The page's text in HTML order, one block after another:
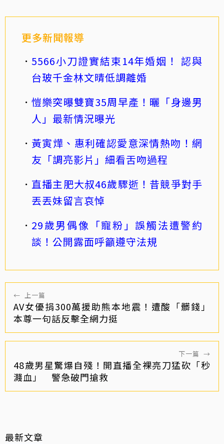
更多新聞報導
5566小刀證實結束14年婚姻！ 認與
台玻千金林文晴低調離婚
愷樂突曝雙寶35周早產！曬「身邊男
人」最新情況曝光
黃寅燁、惠利確認愛意深情熱吻！網
友「調亮影片」細看舌吻過程
直播主肥大叔46歲驟逝！昔競爭對手
丟丟妹留言哀悼
29歲男偶像「寵粉」誤觸法遭警約
談！公開露面呼籲遵守法規
← 上一篇
AV女優捐300萬援助熊本地震！遭酸「髒錢」
本尊一句話反擊全網力挺
下一篇 →
48歲男星驚爆自殘！開直播全裸亮刀猛砍「秒
濺血」 警急破門搶救
最新文章